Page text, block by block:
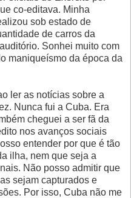
co-editava. Minha
sob estado de
de carros da
Sonhei muito com
maniqueísmo da época da
ler as notícias sobre a
Nunca fui a Cuba. Era
cheguei a ser fã da
nos avanços sociais
entender por que é tão
ilha, nem que seja a
Não posso admitir que
sejam capturados e
Por isso, Cuba não me